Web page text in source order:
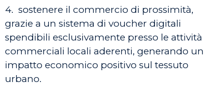
4. sostenere il commercio di prossimità,
grazie a un sistema di voucher digitali
spendibili esclusivamente presso le attività
commerciali locali aderenti, generando un
impatto economico positivo sul tessuto
urbano.